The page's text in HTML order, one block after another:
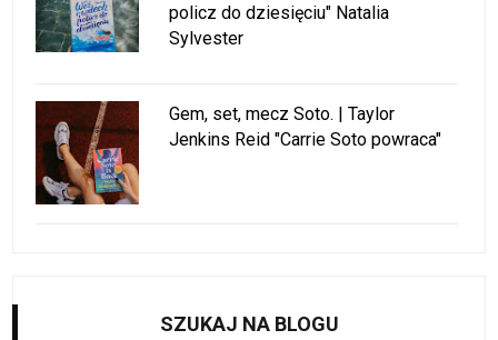
policz do dziesięciu" Natalia
Sylvester
Gem, set, mecz Soto. | Taylor
Jenkins Reid "Carrie Soto powraca"
SZUKAJ NA BLOGU